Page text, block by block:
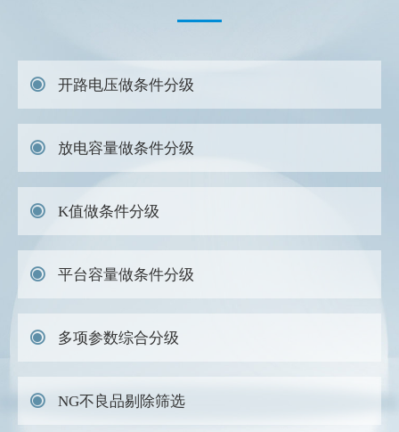
开路电压做条件分级
放电容量做条件分级
K值做条件分级
平台容量做条件分级
多项参数综合分级
NG不良品剔除筛选